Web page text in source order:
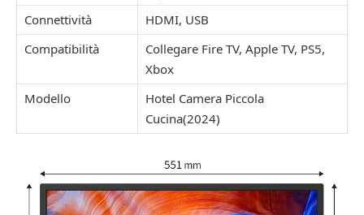
Connettività
HDMI, USB
Compatibilità
Collegare Fire TV, Apple TV, PS5,
Xbox
Modello
Hotel Camera Piccola
Cucina(2024)